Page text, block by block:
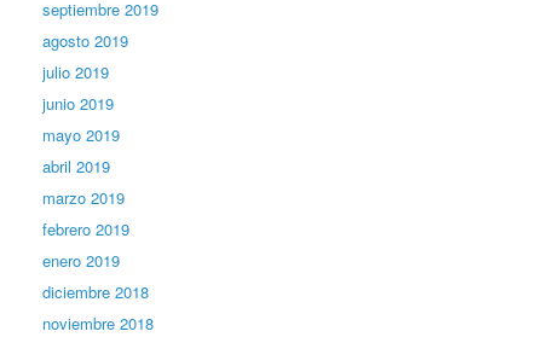
septiembre 2019
agosto 2019
julio 2019
junio 2019
mayo 2019
abril 2019
marzo 2019
febrero 2019
enero 2019
diciembre 2018
noviembre 2018